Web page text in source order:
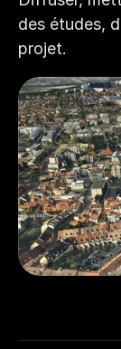
des études,
projet.